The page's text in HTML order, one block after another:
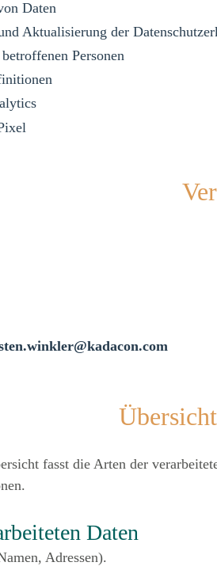
Daten
Aktualisierung der
Personen
fasst die Arten der
Daten
Adressen).